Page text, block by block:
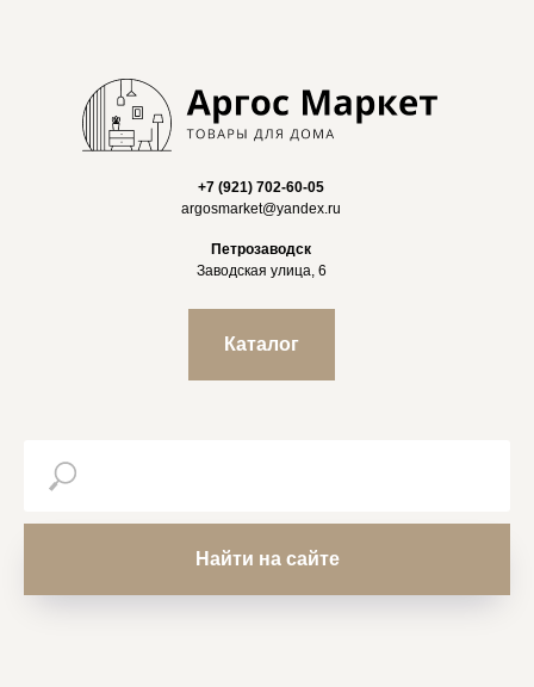
+7 (921) 702-60-05
argosmarket@yandex.ru
Петрозаводск
Заводская улица, 6
Каталог
Найти на сайте